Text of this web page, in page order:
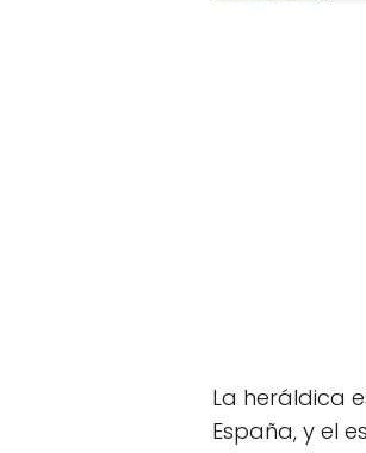
La heráldica
España, y el